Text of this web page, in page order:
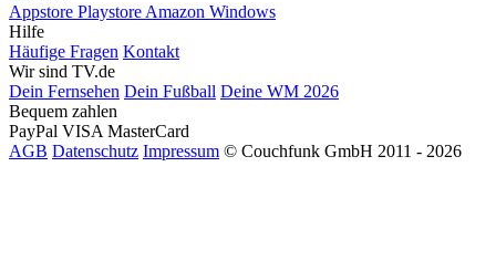
Appstore Playstore Amazon Windows
Hilfe
Häufige Fragen Kontakt
Wir sind TV.de
Dein Fernsehen Dein Fußball Deine WM 2026
Bequem zahlen
PayPal VISA MasterCard
AGB Datenschutz Impressum © Couchfunk GmbH 2011 - 2026